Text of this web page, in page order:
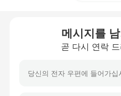
메시지를
곧 다시 연락